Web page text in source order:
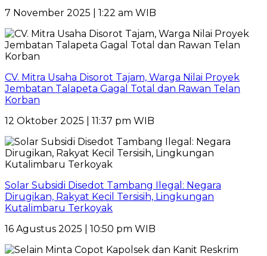
7 November 2025 | 1:22 am WIB
CV. Mitra Usaha Disorot Tajam, Warga Nilai Proyek
Jembatan Talapeta Gagal Total dan Rawan Telan
Korban
12 Oktober 2025 | 11:37 pm WIB
Solar Subsidi Disedot Tambang Ilegal: Negara
Dirugikan, Rakyat Kecil Tersisih, Lingkungan
Kutalimbaru Terkoyak
16 Agustus 2025 | 10:50 pm WIB